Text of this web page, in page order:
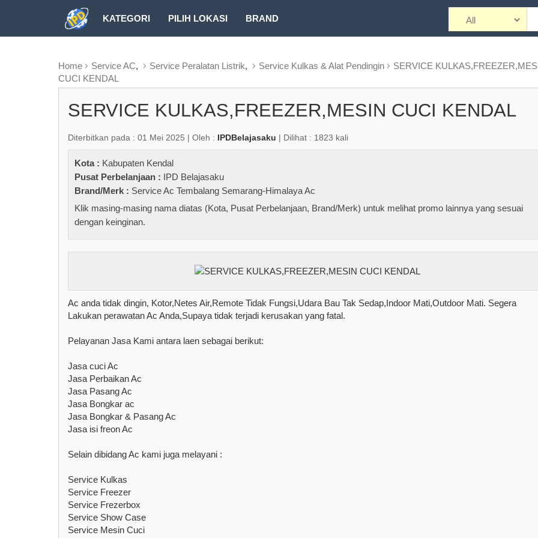
KATEGORI PILIH LOKASI BRAND
Home
Service AC, Service Peralatan Listrik, Service Kulkas & Alat Pendingin
SERVICE
CUCI KENDAL
SERVICE KULKAS,FREEZER,MESIN CUCI KENDAL
Diterbitkan pada : 01 Mei 2025 | Oleh : IPDBelajasaku | Dilihat : 1823 kali
Kota : Kabupaten Kendal
Pusat Perbelanjaan : IPD Belajasaku
Brand/Merk : Service Ac Tembalang Semarang-Himalaya Ac
Klik masing-masing nama diatas (Kota, Pusat Perbelanjaan, Brand/Merk) untuk melihat promo lainnya yang sesuai
dengan keinginan.
Ac anda tidak dingin, Kotor,Netes Air,Remote Tidak Fungsi,Udara Bau Tak Sedap,Indoor Mati,Outdoor Mati. Segera
Lakukan perawatan Ac Anda,Supaya tidak terjadi kerusakan yang fatal.
Pelayanan Jasa Kami antara laen sebagai berikut:
Jasa cuci Ac
Jasa Perbaikan Ac
Jasa Pasang Ac
Jasa Bongkar ac
Jasa Bongkar & Pasang Ac
Jasa isi freon Ac
Selain dibidang Ac kami juga melayani :
Service Kulkas
Service Freezer
Service Frezerbox
Service Show Case
Service Mesin Cuci